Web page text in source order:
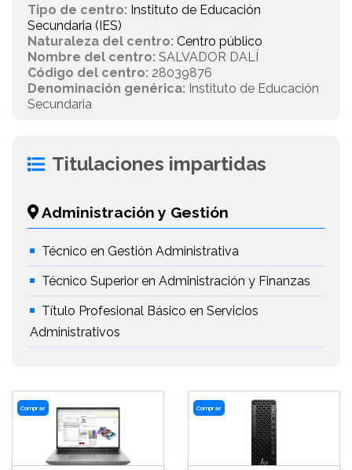
Tipo de centro: Instituto de Educación
Secundaria (IES)
Naturaleza del centro: Centro público
Nombre del centro: SALVADOR DALÍ
Código del centro: 28039876
Denominación genérica: Instituto de Educación
Secundaria
Titulaciones impartidas
Administración y Gestión
Técnico en Gestión Administrativa
Técnico Superior en Administración y Finanzas
Título Profesional Básico en Servicios
Administrativos
Comprar Comprar